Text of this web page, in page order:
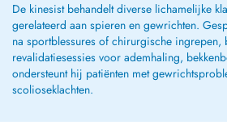
De kinesist behandelt diverse lichamelijke
gerelateerd aan spieren en gewrichten.
na sportblessures of chirurgische
revalidatiesessies voor ademhaling,
ondersteunt hij patiënten met
scolioseklachten.